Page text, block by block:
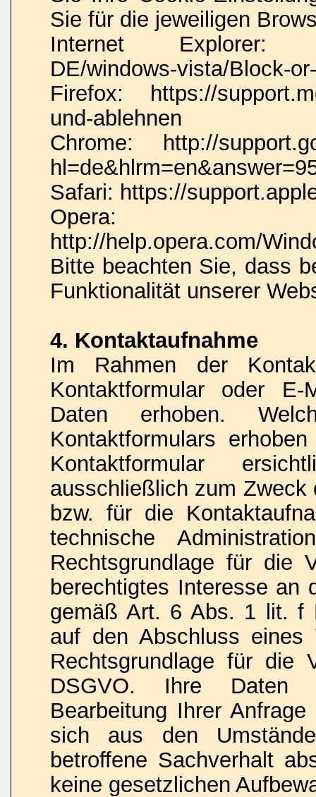
Sie für die jeweiligen
Internet Explorer:
DE/windows-vista/Block-
Firefox: https://
und-ablehnen
Chrome: http://
Safari: https://
Opera:
http://help.opera.com/
Bitte beachten Sie, dass
Funktionalität unserer
4. Kontaktaufnahme
Im Rahmen der
Kontaktformular oder E-
Daten erhoben.
Kontaktformulars
Kontaktformular
ausschließlich zum Zweck
bzw. für die
technische
Rechtsgrundlage für die
berechtigtes Interesse an
gemäß Art. 6 Abs. 1 lit. f
auf den Abschluss
Rechtsgrundlage für
DSGVO. Ihre Daten
Bearbeitung Ihrer
sich aus den
betroffene Sachverhalt
keine gesetzlichen